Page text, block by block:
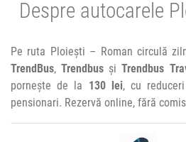
Despre autocarele
Pe ruta Ploiești – Roman circulă
TrendBus,Trendbus șiTrendbus
pornește de la 130 lei, cu
pensionari. Rezervă online, fără